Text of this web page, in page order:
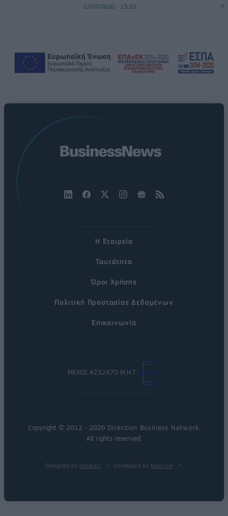
22/07/2026 - 13:20
Η Εταιρεία
Ταυτότητα
Όροι Χρήσης
Πολιτική Προστασίας Δεδομένων
Επικοινωνία
ΜΕΛΟΣ #232470 Μ.Η.Τ.
Copyright © 2012 - 2026 Direction Business Network
All rights reserved.
Designed by nikolas Developed by Nuevvo